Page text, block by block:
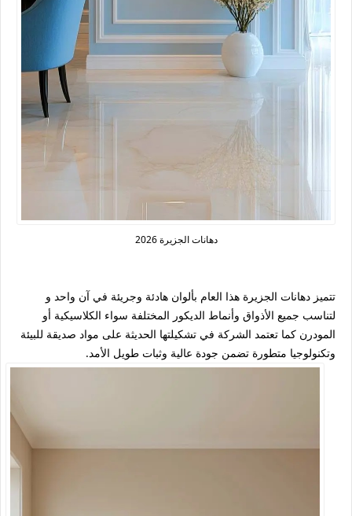
دهانات الجزيرة 2026
تتميز دهانات الجزيرة هذا العام بألوان هادئة وجريئة في آن واحد و
لتناسب جميع الأذواق وأنماط الديكور المختلفة سواء الكلاسيكية أو
المودرن كما تعتمد الشركة في تشكيلتها الحديثة على مواد صديقة للبيئة
وتكنولوجيا متطورة تضمن جودة عالية وثبات طويل الأمد.